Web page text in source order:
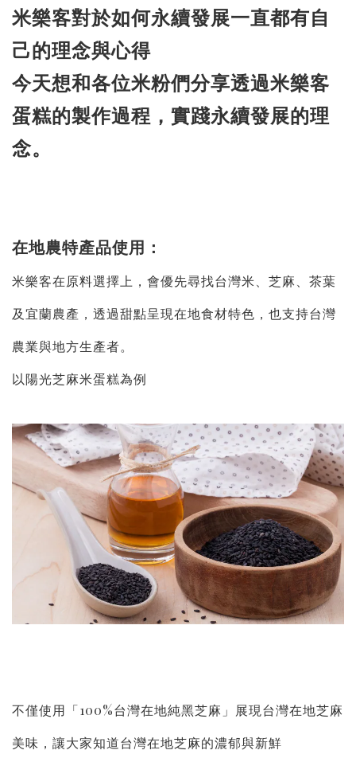
米樂客對於如何永續發展一直都有自
己的理念與心得
今天想和各位米粉們分享透過米樂客
蛋糕的製作過程，實踐永續發展的理
念。
在地農特產品使用：
米樂客在原料選擇上，會優先尋找台灣米、芝麻、茶葉
及宜蘭農產，透過甜點呈現在地食材特色，也支持台灣
農業與地方生產者。
以陽光芝麻米蛋糕為例
不僅使用「100%台灣在地純黑芝麻」展現台灣在地芝麻
美味，讓大家知道台灣在地芝麻的濃郁與新鮮